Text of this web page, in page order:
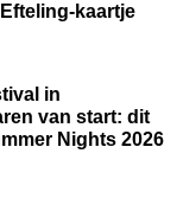
kaartje
in
van start: dit
Nights 2026